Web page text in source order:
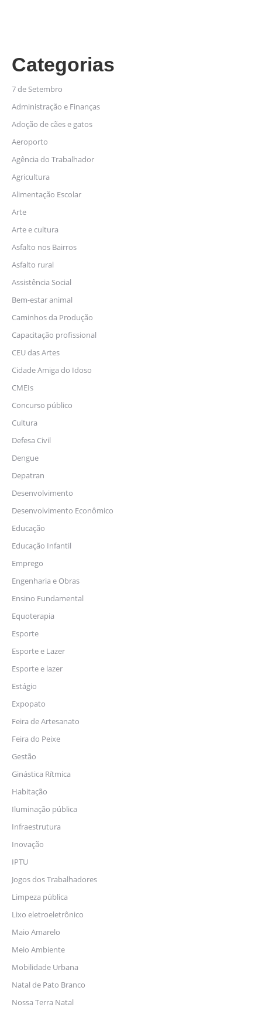
Categorias
7 de Setembro
Administração e Finanças
Adoção de cães e gatos
Aeroporto
Agência do Trabalhador
Agricultura
Alimentação Escolar
Arte
Arte e cultura
Asfalto nos Bairros
Asfalto rural
Assistência Social
Bem-estar animal
Caminhos da Produção
Capacitação profissional
CEU das Artes
Cidade Amiga do Idoso
CMEIs
Concurso público
Cultura
Defesa Civil
Dengue
Depatran
Desenvolvimento
Desenvolvimento Econômico
Educação
Educação Infantil
Emprego
Engenharia e Obras
Ensino Fundamental
Equoterapia
Esporte
Esporte e Lazer
Esporte e lazer
Estágio
Expopato
Feira de Artesanato
Feira do Peixe
Gestão
Ginástica Rítmica
Habitação
Iluminação pública
Infraestrutura
Inovação
IPTU
Jogos dos Trabalhadores
Limpeza pública
Lixo eletroeletrônico
Maio Amarelo
Meio Ambiente
Mobilidade Urbana
Natal de Pato Branco
Nossa Terra Natal